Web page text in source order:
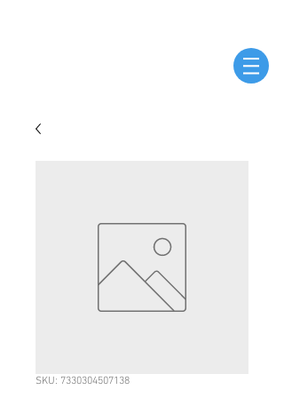
SKU: 7330304507138